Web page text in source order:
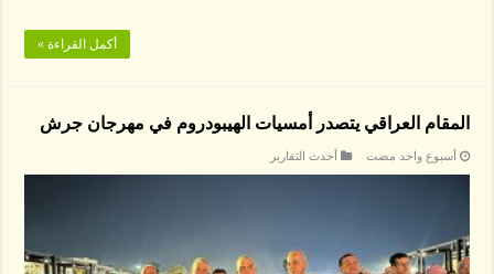
أكمل القراءة »
المقام العراقي يتصدر أمسيات الهيبودروم في مهرجان جرش
‏أسبوع واحد مضت أحدث التقارير